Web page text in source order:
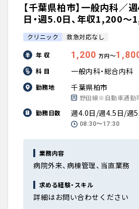
【千葉県柏市】一般内科／
日・週5.0日、年収1,200〜
クリニック 救急対応なし
年 収 1,200 万円〜
科 目 一般内科・総合内科
勤務地 千葉県柏市
野田線※自動車通勤
勤務日数
週4.0日/週4.5日/週
08:30〜17:30
業務内容
病院外来、病棟管理、当直業務
求める経験・スキル
詳細はお問い合わせください